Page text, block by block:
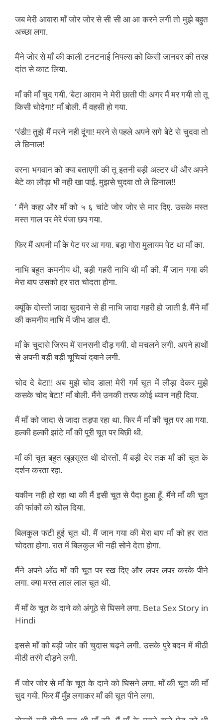
जब मेरी आवारा माँ जोर जोर से सी सी आ आ करने लगी तो मुझे बहुत
अच्छा लगा.
मैंने जोर से माँ की काली टनटनाई निपल्स को किसी जानवर की तरह
दांत से काट लिया.
माँ की माँ चुद गयी. ‘बेटा आराम ने मेरी छाती पी! अगर मैं मर गयी तो तू
किसी चोदेगा!’ माँ बोली. मैं वहसी हो गया.
‘रंडी!! तुझे मैं मरने नही दूंगा! मरने से पहले अपने सगे बेटे से चुदवा तो
ले छिनाल!
वरना भगवान को क्या बताएगी की तू इतनी बड़ी अल्टर थी और अपने
बेटे का लौड़ा भी नही खा पाई. मुझसे चुदवा तो ले छिनाल!!
’ मैंने कहा और माँ को ५ ६ चांटे जोर जोर से मार दिए. उसके मस्त
मस्त गाल पर मेरे पंजा छप गया.
फिर मैं अपनी माँ के पेट पर आ गया. बड़ा गोरा मुलायम पेट था माँ का.
नाभि बहुत कमनीय थी, बड़ी गहरी नाभि थी माँ की. मैं जान गया की
मेरा बाप उसको हर रात चोदता होगा.
क्यूंकि दोस्तों जादा चुदवाने से ही नाभि जादा गहरी हो जाती है. मैंने माँ
की कमनीय नाभि में जीभ डाल दी.
माँ के चुदासे जिस्म में सनसनी दौड़ गयी. वो मचलने लगी. अपने हाथों
से अपनी बड़ी बड़ी चूचियां दबाने लगी.
चोद दे बेटा!! अब मुझे चोद डाल! मेरी गर्म चूत में लौड़ा देकर मुझे
कसके चोद बेटा!’ माँ बोली. मैंने उनकी तरफ कोई ध्यान नही दिया.
मैं माँ को जादा से जादा तड़पा रहा था. फिर मैं माँ की चूत पर आ गया.
हल्की हल्की झांटे माँ की पूरी चूत पर बिछी थी.
माँ की चूत बहुत खूबसूरत थी दोस्तों. मैं बड़ी देर तक माँ की चूत के
दर्शन करता रहा.
यकीन नही हो रहा था की मैं इसी चूत से पैदा हुआ हूँ. मैंने माँ की चूत
की फांकों को खोल दिया.
बिलकुल फटी हुई चूत थी. मैं जान गया की मेरा बाप माँ को हर रात
चोदता होगा. रात में बिलकुल भी नही सोने देता होगा.
मैंने अपने ओंठ माँ की चूत पर रख दिए और लपर लपर करके पीने
लगा. क्या मस्त लाल लाल चूत थी.
मैं माँ के चूत के दाने को अंगूठे से घिसने लगा. Beta Sex Story in
Hindi
इससे माँ को बड़ी जोर की चुदास चढ़ने लगी. उसके पुरे बदन में मीठी
मीठी तरंगे दौड़ने लगी.
मैं जोर जोर से माँ के चूत के दाने को घिसने लगा. माँ की चूत की माँ
चुद गयी. फिर मैं मुँह लगाकर माँ की चूत पीने लगा.